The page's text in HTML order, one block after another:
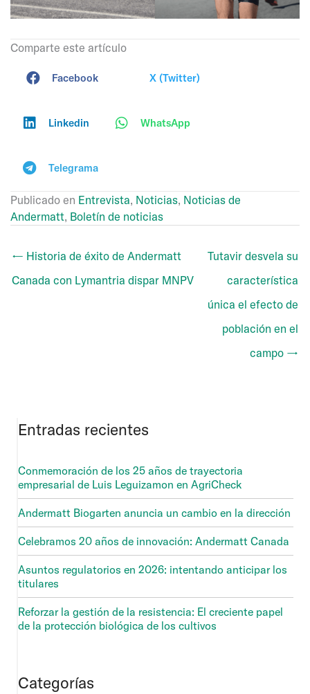
Comparte este artículo
Facebook X (Twitter)
Linkedin WhatsApp
Telegrama
Publicado en Entrevista, Noticias, Noticias de
Andermatt, Boletín de noticias
← Historia de éxito de Andermatt
Canada con Lymantria dispar MNPV
Tutavir desvela su
característica
única el efecto de
población en el
campo →
Entradas recientes
Conmemoración de los 25 años de trayectoria
empresarial de Luis Leguizamon en AgriCheck
Andermatt Biogarten anuncia un cambio en la dirección
Celebramos 20 años de innovación: Andermatt Canada
Asuntos regulatorios en 2026: intentando anticipar los
titulares
Reforzar la gestión de la resistencia: El creciente papel
de la protección biológica de los cultivos
Categorías